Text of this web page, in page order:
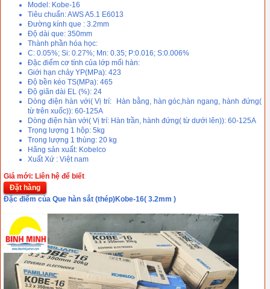
Model: Kobe-16
Tiêu chuẩn: AWS A5.1 E6013
Đường kính que : 3.2mm
Độ dài que: 350mm
Thành phần hóa học:
C: 0.05%; Si: 0.27%; Mn: 0.35; P:0.016; S:0.006%
Đặc điểm cơ tính của lớp mối hàn:
Giới hạn chảy YP(MPa): 423
Độ bền kéo TS(MPa): 465
Độ giãn dài EL (%): 24
Dòng điện hàn với( Vị trí: Hàn bằng, hàn góc,hàn ngang, hành đứng(
từ trên xuốc)): 60-125A
Dòng điện hàn với( Vị trí: Hàn trần, hành đứng( từ dưới lên)): 60-125A
Trọng lượng 1 hộp: 5kg
Trong lượng 1 thùng: 20 kg
Hãng sản xuất: Kobelco
Xuất Xứ : Việt nam
Giá mới: Liên hệ để biết
Đặt hàng
Đặc điểm của Que hàn sắt (thép)Kobe-16( 3.2mm )